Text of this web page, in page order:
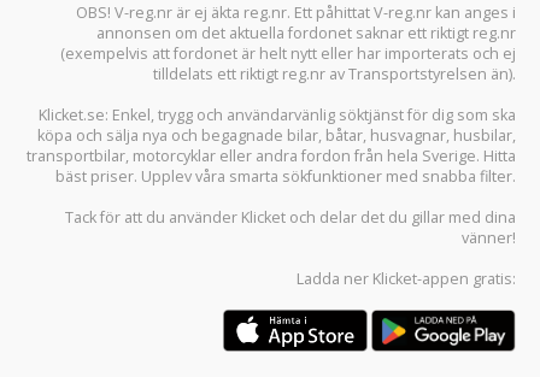
OBS! V-reg.nr är ej äkta reg.nr. Ett påhittat V-reg.nr kan anges i
annonsen om det aktuella fordonet saknar ett riktigt reg.nr
(exempelvis att fordonet är helt nytt eller har importerats och ej
tilldelats ett riktigt reg.nr av Transportstyrelsen än).
Klicket.se: Enkel, trygg och användarvänlig söktjänst för dig som ska
köpa och sälja nya och begagnade bilar, båtar, husvagnar, husbilar,
transportbilar, motorcyklar eller andra fordon från hela Sverige. Hitta
bäst priser. Upplev våra smarta sökfunktioner med snabba filter.
Tack för att du använder Klicket och delar det du gillar med dina
vänner!
Ladda ner Klicket-appen gratis: